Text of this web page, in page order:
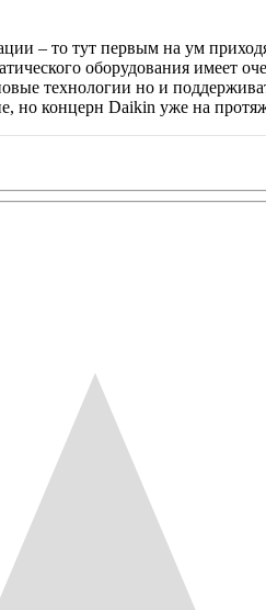
– то тут первым на ум
оборудования имеет
технологии но и
но концерн Daikin уже на